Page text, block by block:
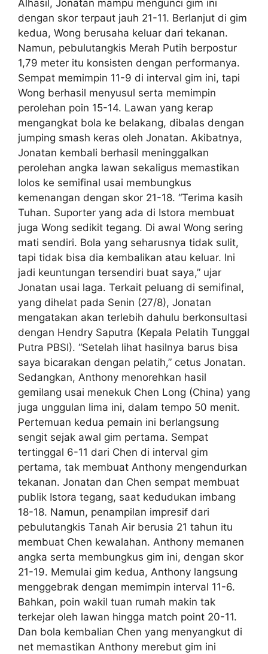
Alhasil, Jonatan mampu mengunci gim ini
dengan skor terpaut jauh 21-11. Berlanjut di gim
kedua, Wong berusaha keluar dari tekanan.
Namun, pebulutangkis Merah Putih berpostur
1,79 meter itu konsisten dengan performanya.
Sempat memimpin 11-9 di interval gim ini, tapi
Wong berhasil menyusul serta memimpin
perolehan poin 15-14. Lawan yang kerap
mengangkat bola ke belakang, dibalas dengan
jumping smash keras oleh Jonatan. Akibatnya,
Jonatan kembali berhasil meninggalkan
perolehan angka lawan sekaligus memastikan
lolos ke semifinal usai membungkus
kemenangan dengan skor 21-18. “Terima kasih
Tuhan. Suporter yang ada di Istora membuat
juga Wong sedikit tegang. Di awal Wong sering
mati sendiri. Bola yang seharusnya tidak sulit,
tapi tidak bisa dia kembalikan atau keluar. Ini
jadi keuntungan tersendiri buat saya,” ujar
Jonatan usai laga. Terkait peluang di semifinal,
yang dihelat pada Senin (27/8), Jonatan
mengatakan akan terlebih dahulu berkonsultasi
dengan Hendry Saputra (Kepala Pelatih Tunggal
Putra PBSI). “Setelah lihat hasilnya barus bisa
saya bicarakan dengan pelatih,” cetus Jonatan.
Sedangkan, Anthony menorehkan hasil
gemilang usai menekuk Chen Long (China) yang
juga unggulan lima ini, dalam tempo 50 menit.
Pertemuan kedua pemain ini berlangsung
sengit sejak awal gim pertama. Sempat
tertinggal 6-11 dari Chen di interval gim
pertama, tak membuat Anthony mengendurkan
tekanan. Jonatan dan Chen sempat membuat
publik Istora tegang, saat kedudukan imbang
18-18. Namun, penampilan impresif dari
pebulutangkis Tanah Air berusia 21 tahun itu
membuat Chen kewalahan. Anthony memanen
angka serta membungkus gim ini, dengan skor
21-19. Memulai gim kedua, Anthony langsung
menggebrak dengan memimpin interval 11-6.
Bahkan, poin wakil tuan rumah makin tak
terkejar oleh lawan hingga match point 20-11.
Dan bola kembalian Chen yang menyangkut di
net memastikan Anthony merebut gim ini